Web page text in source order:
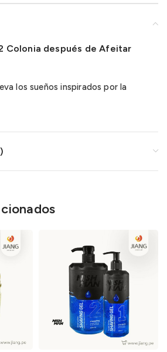
Colonia después de Afeitar
los sueños inspirados por la